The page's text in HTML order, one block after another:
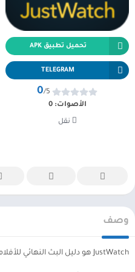
تحميل تطبيق APK
TELEGRAM
0/5
الأصوات:0
نقل
وصف
JustWatch هو دليل البث النهائي للأفلام والبرامج التلفزيونية.